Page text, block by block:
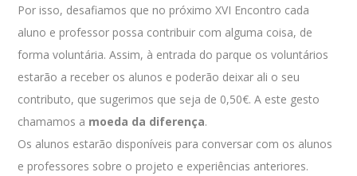
Por isso, desafiamos que no próximo XVI Encontro cada
aluno e professor possa contribuir com alguma coisa, de
forma voluntária. Assim, à entrada do parque os voluntários
estarão a receber os alunos e poderão deixar ali o seu
contributo, que sugerimos que seja de 0,50€. A este gesto
chamamos a moeda da diferença.
Os alunos estarão disponíveis para conversar com os alunos
e professores sobre o projeto e experiências anteriores.